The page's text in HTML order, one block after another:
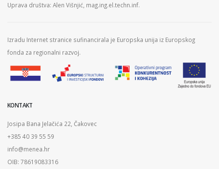
Uprava društva: Alen Višnjić, mag.ing.el.techn.inf.
Izradu Internet stranice sufinancirala je Europska unija iz Europskog
fonda za regionalni razvoj.
KONTAKT
Josipa Bana Jelačića 22, Čakovec
+385 40 39 55 59
info@menea.hr
OIB: 78619083316